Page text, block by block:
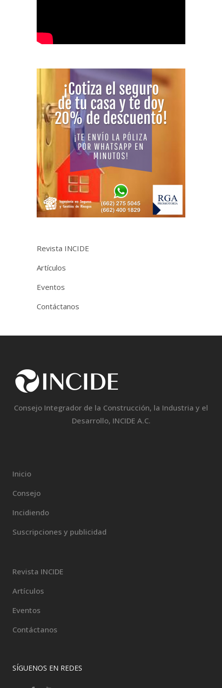
Revista INCIDE
Artículos
Eventos
Contáctanos
Consejo Integrador de la Construcción, la Industria y el
Desarrollo, INCIDE A.C.
Inicio
Consejo
Incidiendo
Suscripciones y publicidad
Revista INCIDE
Artículos
Eventos
Contáctanos
SÍGUENOS EN REDES